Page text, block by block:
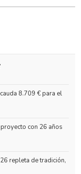
8.709 € para el
con 26 años
repleta de tradición,